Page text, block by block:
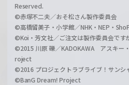
Reserved.
©赤塚不二夫／おそ松さん製作委員会
©高橋留美子・小学館／NHK・NEP・
©Koi・芳文社／ご注文は製作委員会です
©2015 川原 礫／KADOKAWA アスキー
roject
©2016 プロジェクトラブライブ！サンシ
©BanG Dream! Project